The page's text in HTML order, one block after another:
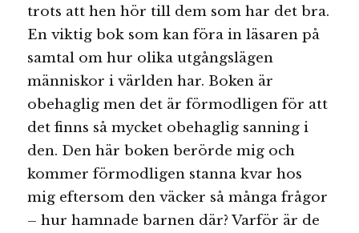
trots att hen hör till dem som har det bra.
En viktig bok som kan föra in läsaren på
samtal om hur olika utgångslägen
människor i världen har. Boken är
obehaglig men det är förmodligen för att
det finns så mycket obehaglig sanning i
den. Den här boken berörde mig och
kommer förmodligen stanna kvar hos
mig eftersom den väcker så många frågor
– hur hamnade barnen där? Varför är de